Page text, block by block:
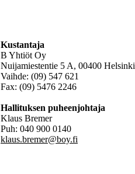
Kustantaja
B Yhtiöt Oy
Nuijamiestentie 5 A, 00400 Helsinki
Vaihde: (09) 547 621
Fax: (09) 5476 2246
Hallituksen puheenjohtaja
Klaus Bremer
Puh: 040 900 0140
klaus.bremer@boy.fi